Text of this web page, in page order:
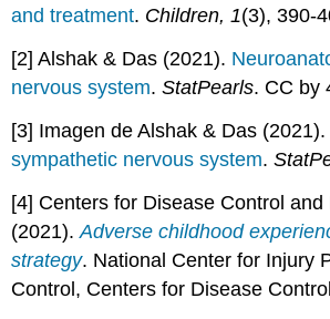
and treatment. Children, 1(3), 390-
[2] Alshak & Das (2021).
nervous system.StatPearls. CC by
[3] Imagen de Alshak & Das (2021).
sympathetic nervous system.
[4] Centers for Disease Control and
(2021).Adverse childhood
strategy. National Center for Injury
Control, Centers for Disease